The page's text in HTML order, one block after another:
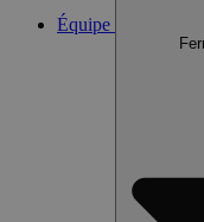
Équipe